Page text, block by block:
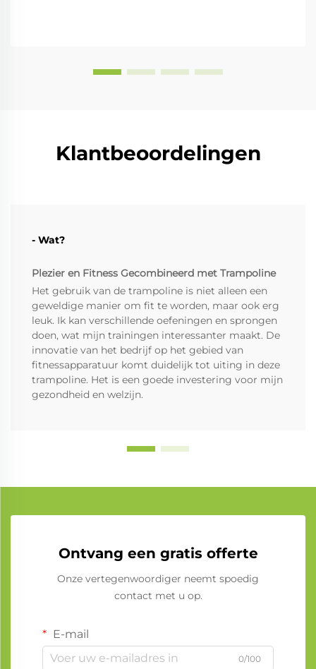
Klantbeoordelingen
- Wat?
Plezier en Fitness Gecombineerd met Trampoline
Het gebruik van de trampoline is niet alleen een
geweldige manier om fit te worden, maar ook erg
leuk. Ik kan verschillende oefeningen en sprongen
doen, wat mijn trainingen interessanter maakt. De
innovatie van het bedrijf op het gebied van
fitnessapparatuur komt duidelijk tot uiting in deze
trampoline. Het is een goede investering voor mijn
gezondheid en welzijn.
Ontvang een gratis offerte
Onze vertegenwoordiger neemt spoedig
contact met u op.
E-mail
0/100